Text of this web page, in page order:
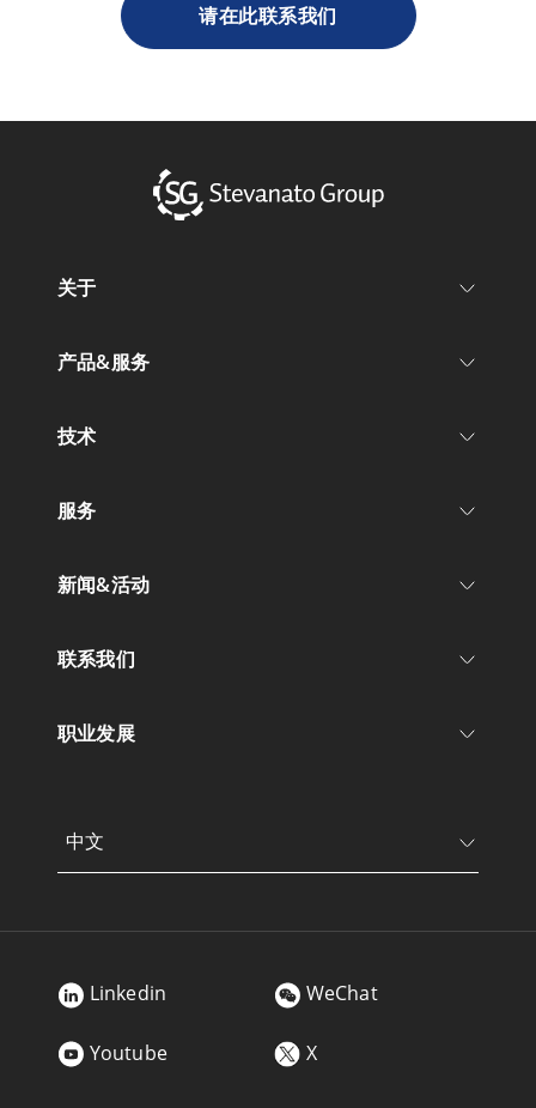
请在此联系我们
关于
产品&服务
技术
服务
新闻&活动
联系我们
职业发展
中文
Linkedin WeChat
Youtube X